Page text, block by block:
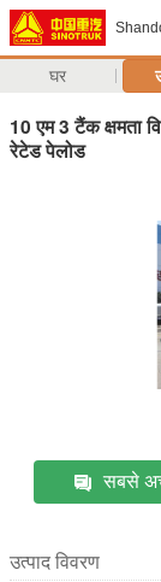
घर
10 एम 3 टैंक क्षमता
रेटेड पेलोड
सबसे
उत्पाद विवरण